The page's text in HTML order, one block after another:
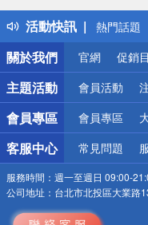
活動快訊
得獎公告
熱門話題
銀行優惠
偏遠地區
詐騙網頁
關於我們
官網 促銷
主題活動 會員活動
會員專區 會員專區
客服中心 常見問題
服務時間： 週一至週日 09:00-
公司地址： 台北市北投區大業路